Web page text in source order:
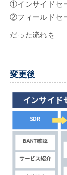
①インサイドセ
②フィールドセ
だった流れを
変更後